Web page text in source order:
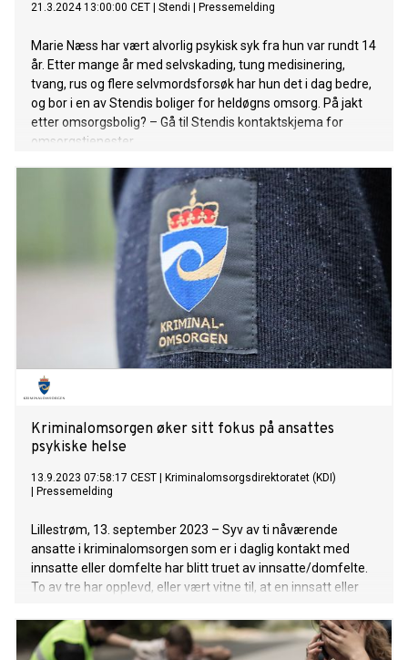
21.3.2024 13:00:00 CET Stendi Pressemelding
Marie Næss har vært alvorlig psykisk syk fra hun var rundt 14
år. Etter mange år med selvskading, tung medisinering,
tvang, rus og flere selvmordsforsøk har hun det i dag bedre,
og bor i en av Stendis boliger for heldøgns omsorg. På jakt
etter omsorgsbolig? – Gå til Stendis kontaktskjema for
omsorgstjenester
Kriminalomsorgen øker sitt fokus på ansattes
psykiske helse
13.9.2023 07:58:17 CEST
Kriminalomsorgsdirektoratet (KDI)
Pressemelding
Lillestrøm, 13. september 2023 – Syv av ti nåværende
ansatte i kriminalomsorgen som er i daglig kontakt med
innsatte eller domfelte har blitt truet av innsatte/domfelte.
To av tre har opplevd, eller vært vitne til, at en innsatt eller
Kriminalomsorgen intensiverer nå sitt arbeid med ansattes
psykiske helse.